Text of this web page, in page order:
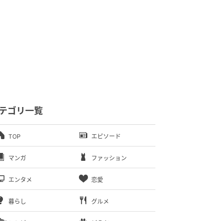
ゴリ一覧
TOP エピソード
マンガ ファッション
エンタメ 恋愛
暮らし グルメ